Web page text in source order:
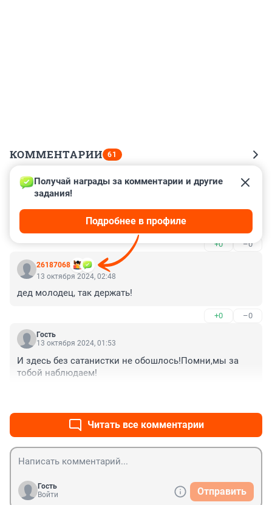
КОММЕНТАРИИ 61
Гость
13 октября 2024, 06:39
разговаривать не надо . приседайте до упада. да не
будьте мрачными и хмурыми. (весь секрет)
+0 –0
26187068
Получай награды за комментарии и другие
задания!
Подробнее в профиле
13 октября 2024, 02:48
дед молодец, так держать!
+0 –0
Гость
13 октября 2024, 01:53
И здесь без сатанистки не обошлось!Помни,мы за
тобой наблюдаем!
Читать все комментарии
Гость
Войти
Отправить